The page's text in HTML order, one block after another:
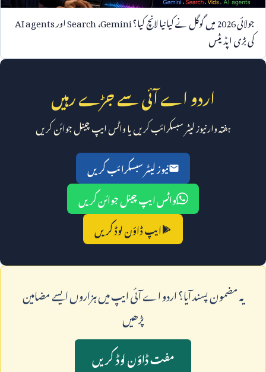
جولائی2026میں گوگل نے کیا نیا لانچ کیا؟Gemini،SearchاورAI agents
کی بڑی اپڈیٹس
اردو اے آئی سے جڑے رہیں
ہفتہ وار نیوز لیٹر سبسکرائب کریں یا واٹس ایپ چینل جوائن کریں
نیوز لیٹر سبسکرائب کریں
واٹس ایپ چینل جوائن کریں
ایپ ڈاؤن لوڈ کریں
يہ مضمون پسند آيا؟ اردو اے آئی ايپ ميں ہزاروں ايسے مضامين
پڑھيں
مفت ڈاؤن لوڈ کريں